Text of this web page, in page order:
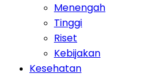
Menengah
Tinggi
Riset
Kebijakan
Kesehatan